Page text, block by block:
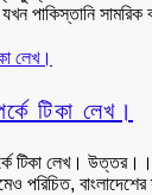
সামরিক
টিকা লেখ।
টিকা লেখ।
পরিচিত,